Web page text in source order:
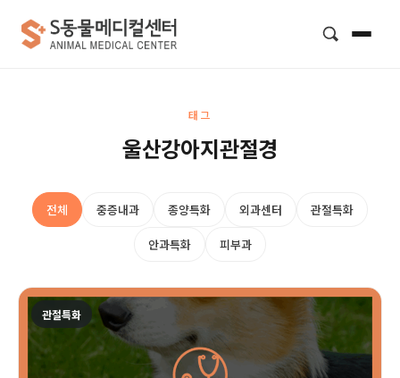
태그
울산강아지관절경
전체 중증내과 종양특화 외과센터 관절특화
안과특화 피부과
관절특화